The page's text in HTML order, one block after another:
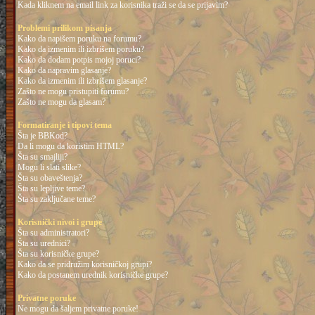
Kada kliknem na email link za korisnika traži se da se prijavim?
Problemi prilikom pisanja
Kako da napišem poruku na forumu?
Kako da izmenim ili izbrišem poruku?
Kako da dodam potpis mojoj poruci?
Kako da napravim glasanje?
Kako da izmenim ili izbrišem glasanje?
Zašto ne mogu pristupiti forumu?
Zašto ne mogu da glasam?
Formatiranje i tipovi tema
Šta je BBKod?
Da li mogu da koristim HTML?
Šta su smajliji?
Mogu li slati slike?
Šta su obaveštenja?
Šta su lepljive teme?
Šta su zaključane teme?
Korisnički nivoi i grupe
Šta su administratori?
Šta su urednici?
Šta su korisničke grupe?
Kako da se pridružim korisničkoj grupi?
Kako da postanem urednik korisničke grupe?
Privatne poruke
Ne mogu da šaljem privatne poruke!